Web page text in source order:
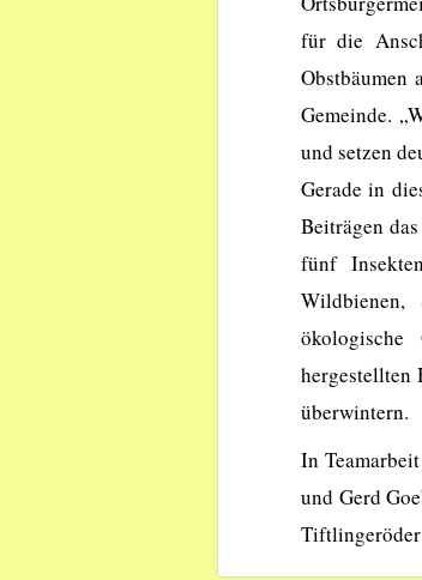
für die
Obstbäumen
Gemeinde.
und setzen
Gerade in
Beiträgen
fünf
Wildbienen,
hergestellten
überwintern.
In
und Gerd
Tiftlingeröder